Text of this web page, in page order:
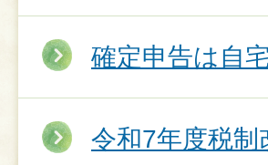
確定申告は自
令和7年度税